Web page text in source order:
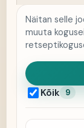
Näitan selle
muuta
Kõik 9